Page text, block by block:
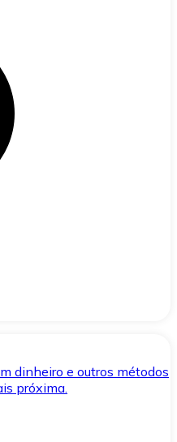
dinheiro e outros métodos
próxima.